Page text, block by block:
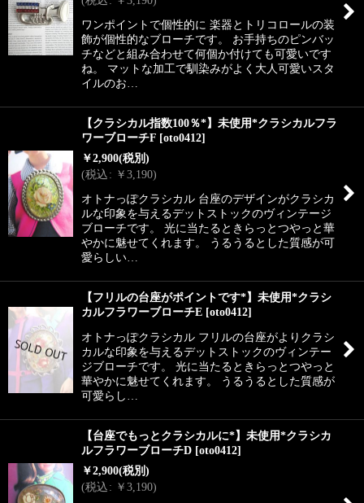
ワンポイントで個性的に 楽器とトリコロールの装
飾が個性的なブローチです。 お手持ちのピンバッ
チなどと組み合わせて何個か付けても可愛いです
ね。 マットな加工で馴染みがよく大人可愛いスタ
イルのお…
【クラシカル指数100％*】未使用*クラシカルフラ
ワーブローチF [oto0412]
￥2,900(税別)
(税込: ￥3,190)
オトナっぽクラシカル 台座のデザインがクラシカ
ルな印象を与えるデットストックのヴィンテージ
ブローチです。 光に当たるときらっとつやっと華
やかに魅せてくれます。 うるうるとした質感が可
愛らしい…
【フリルの台座がポイントです*】未使用*クラシ
カルフラワーブローチE [oto0412]
オトナっぽクラシカル フリルの台座がよりクラシ
カルな印象を与えるデットストックのヴィンテー
ジブローチです。 光に当たるときらっとつやっと
華やかに魅せてくれます。 うるうるとした質感が
可愛らし…
【台座でもっとクラシカルに*】未使用*クラシカ
ルフラワーブローチD [oto0412]
￥2,900(税別)
(税込: ￥3,190)